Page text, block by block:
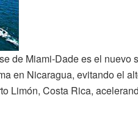
de Miami-Dade es el nuevo
en Nicaragua, evitando el
Limón, Costa Rica,